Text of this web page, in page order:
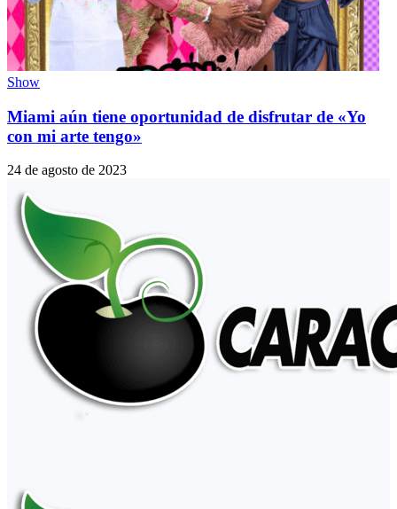
Show
Miami aún tiene oportunidad de disfrutar de «Yo
con mi arte tengo»
24 de agosto de 2023